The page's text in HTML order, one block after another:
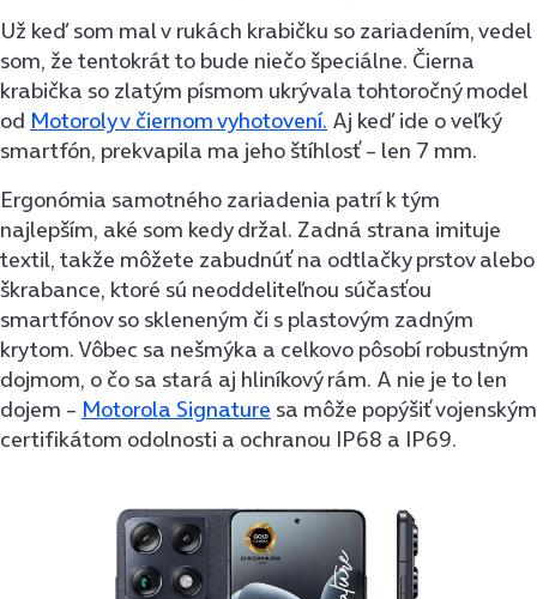
Už keď som mal v rukách krabičku so zariadením, vedel
som, že tentokrát to bude niečo špeciálne. Čierna
krabička so zlatým písmom ukrývala tohtoročný model
od Motoroly v čiernom vyhotovení. Aj keď ide o veľký
smartfón, prekvapila ma jeho štíhlosť – len 7 mm.
Ergonómia samotného zariadenia patrí k tým
najlepším, aké som kedy držal. Zadná strana imituje
textil, takže môžete zabudnúť na odtlačky prstov alebo
škrabance, ktoré sú neoddeliteľnou súčasťou
smartfónov so skleneným či s plastovým zadným
krytom. Vôbec sa nešmýka a celkovo pôsobí robustným
dojmom, o čo sa stará aj hliníkový rám. A nie je to len
dojem – Motorola Signature sa môže popýšiť vojenským
certifikátom odolnosti a ochranou IP68 a IP69.